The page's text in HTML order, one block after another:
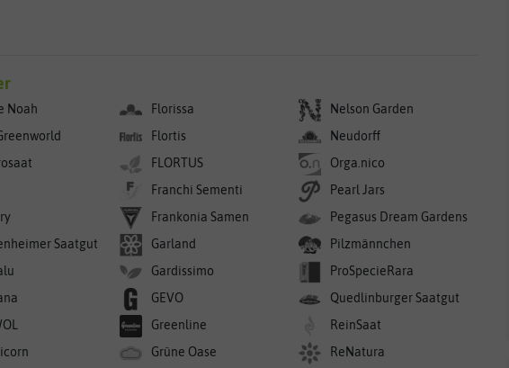
Noah
Saatgut
Florissa
Flortis
FLORTUS
Franchi Sementi
Frankonia Samen
Garland
Gardissimo
GEVO
Greenline
Grüne Oase
Nelson Garden
Neudorff
Orga.nico
Pearl Jars
Pegasus Dream Gardens
Pilzmännchen
ProSpecieRara
Quedlinburger Saatgut
ReinSaat
ReNatura